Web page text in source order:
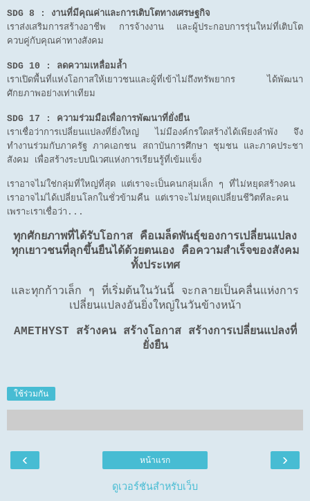
SDG 8 : งานที่มีคุณค่าและการเติบโตทางเศรษฐกิจ
เราส่งเสริมการสร้างอาชีพ การจ้างงาน และผู้ประกอบการรุ่นใหม่ที่เติบโต
ควบคู่กับคุณค่าทางสังคม
SDG 10 : ลดความเหลื่อมล้ำ
เราเปิดพื้นที่แห่งโอกาสให้เยาวชนและผู้ที่เข้าไม่ถึงทรัพยากร ได้พัฒนา
ศักยภาพอย่างเท่าเทียม
SDG 17 : ความร่วมมือเพื่อการพัฒนาที่ยั่งยืน
เราเชื่อว่าการเปลี่ยนแปลงที่ยิ่งใหญ่ ไม่มีองค์กรใดสร้างได้เพียงลำพัง จึง
ทำงานร่วมกับภาครัฐ ภาคเอกชน สถาบันการศึกษา ชุมชน และภาคประชา
สังคม เพื่อสร้างระบบนิเวศแห่งการเรียนรู้ที่เข้มแข็ง
เราอาจไม่ใช่กลุ่มที่ใหญ่ที่สุด แต่เราจะเป็นคนกลุ่มเล็ก ๆ ที่ไม่หยุดสร้างคน
เราอาจไม่ได้เปลี่ยนโลกในชั่วข้ามคืน แต่เราจะไม่หยุดเปลี่ยนชีวิตทีละคน
เพราะเราเชื่อว่า...
ทุกศักยภาพที่ได้รับโอกาส คือเมล็ดพันธุ์ของการเปลี่ยนแปลง
ทุกเยาวชนที่ลุกขึ้นยืนได้ด้วยตนเอง คือความสำเร็จของสังคม
ทั้งประเทศ
และทุกก้าวเล็ก ๆ ที่เริ่มต้นในวันนี้ จะกลายเป็นคลื่นแห่งการ
เปลี่ยนแปลงอันยิ่งใหญ่ในวันข้างหน้า
AMETHYST สร้างคน สร้างโอกาส สร้างการเปลี่ยนแปลงที่
ยั่งยืน
ใช้ร่วมกัน
‹ ›
หน้าแรก
ดูเวอร์ชันสำหรับเว็บ